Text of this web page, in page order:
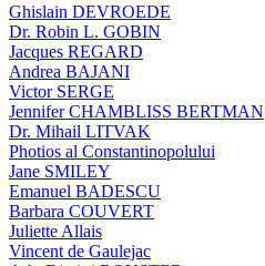
Ghislain DEVROEDE
Dr. Robin L. GOBIN
Jacques REGARD
Andrea BAJANI
Victor SERGE
Jennifer CHAMBLISS BERTMAN
Dr. Mihail LITVAK
Photios al Constantinopolului
Jane SMILEY
Emanuel BADESCU
Barbara COUVERT
Juliette Allais
Vincent de Gaulejac